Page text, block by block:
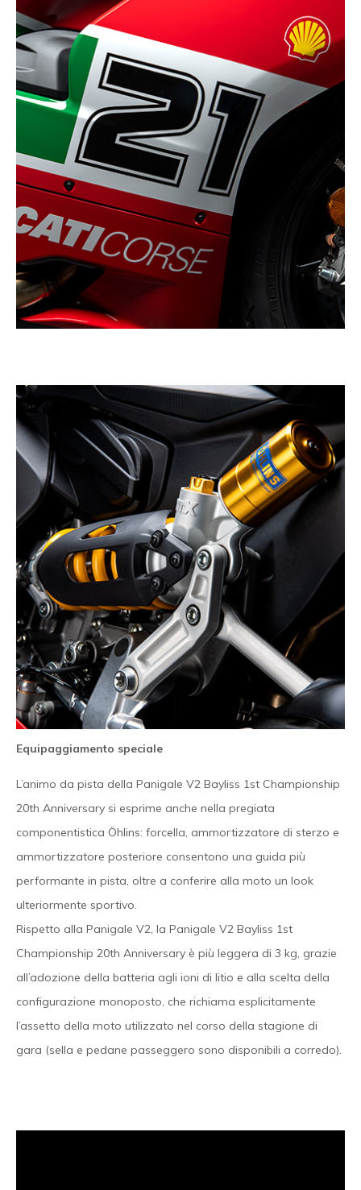
Equipaggiamento speciale
L’animo da pista della Panigale V2 Bayliss 1st Championship
20th Anniversary si esprime anche nella pregiata
componentistica Öhlins: forcella, ammortizzatore di sterzo e
ammortizzatore posteriore consentono una guida più
performante in pista, oltre a conferire alla moto un look
ulteriormente sportivo.
Rispetto alla Panigale V2, la Panigale V2 Bayliss 1st
Championship 20th Anniversary è più leggera di 3 kg, grazie
all’adozione della batteria agli ioni di litio e alla scelta della
configurazione monoposto, che richiama esplicitamente
l’assetto della moto utilizzato nel corso della stagione di
gara (sella e pedane passeggero sono disponibili a corredo).